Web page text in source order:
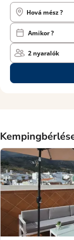
Hová mész ?
Amikor ?
2 nyaralók